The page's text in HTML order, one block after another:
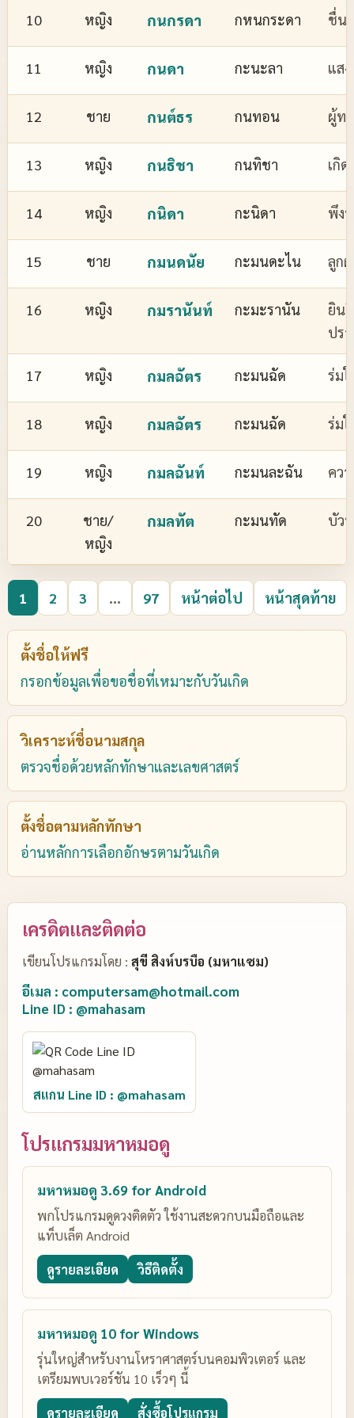
10 หญิง กนกรดา กหนกระดา ชื่น
11 หญิง กนดา กะนะลา แสง
12 ชาย กนต์ธร กนทอน ผู้ท
13 หญิง กนธิชา กนทิชา เกิด
14 หญิง กนิดา กะนิดา พึง
15 ชาย กมนดนัย กะมนดะไน ลูก
16 หญิง กมรานันท์ กะมะรานัน
ยิน
ปร
17 หญิง กมลฉัตร กะมนฉัด ร่มใ
18 หญิง กมลฉัตร กะมนฉัด ร่มใ
19 หญิง กมลฉันท์ กะมนละฉัน คว
20
ชาย/
หญิง
กมลทัต กะมนทัด บัว
1 2 3 ... 97 หน้าต่อไป หน้าสุดท้าย
ตั้งชื่อให้ฟรี
กรอกข้อมูลเพื่อขอชื่อที่เหมาะกับวันเกิด
วิเคราะห์ชื่อนามสกุล
ตรวจชื่อด้วยหลักทักษาและเลขศาสตร์
ตั้งชื่อตามหลักทักษา
อ่านหลักการเลือกอักษรตามวันเกิด
เครดิตและติดต่อ
เขียนโปรแกรมโดย : สุขี สิงห์บรบือ (มหาแซม)
อีเมล : computersam@hotmail.com
Line ID : @mahasam
สแกน Line ID : @mahasam
โปรแกรมมหาหมอดู
มหาหมอดู 3.69 for Android
พกโปรแกรมดูดวงติดตัว ใช้งานสะดวกบนมือถือและ
แท็บเล็ต Android
ดูรายละเอียด วิธีติดตั้ง
มหาหมอดู 10 for Windows
รุ่นใหญ่สำหรับงานโหราศาสตร์บนคอมพิวเตอร์ และ
เตรียมพบเวอร์ชัน 10 เร็วๆ นี้
ดูรายละเอียด สั่งซื้อโปรแกรม